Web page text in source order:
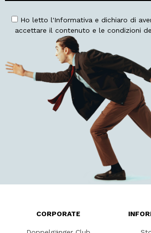
Ho letto l'Informativa e dichiaro di
accettare il contenuto e le condizioni
CORPORATE